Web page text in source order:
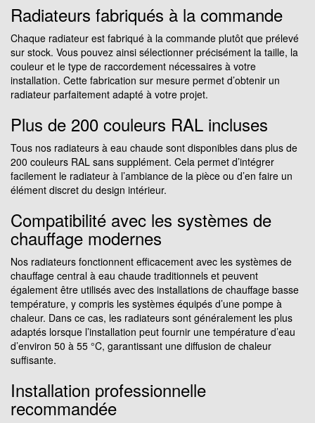
Radiateurs fabriqués à la commande
Chaque radiateur est fabriqué à la commande plutôt que prélevé
sur stock. Vous pouvez ainsi sélectionner précisément la taille, la
couleur et le type de raccordement nécessaires à votre
installation. Cette fabrication sur mesure permet d’obtenir un
radiateur parfaitement adapté à votre projet.
Plus de 200 couleurs RAL incluses
Tous nos radiateurs à eau chaude sont disponibles dans plus de
200 couleurs RAL sans supplément. Cela permet d’intégrer
facilement le radiateur à l’ambiance de la pièce ou d’en faire un
élément discret du design intérieur.
Compatibilité avec les systèmes de
chauffage modernes
Nos radiateurs fonctionnent efficacement avec les systèmes de
chauffage central à eau chaude traditionnels et peuvent
également être utilisés avec des installations de chauffage basse
température, y compris les systèmes équipés d’une pompe à
chaleur. Dans ce cas, les radiateurs sont généralement les plus
adaptés lorsque l’installation peut fournir une température d’eau
d’environ 50 à 55 °C, garantissant une diffusion de chaleur
suffisante.
Installation professionnelle
recommandée